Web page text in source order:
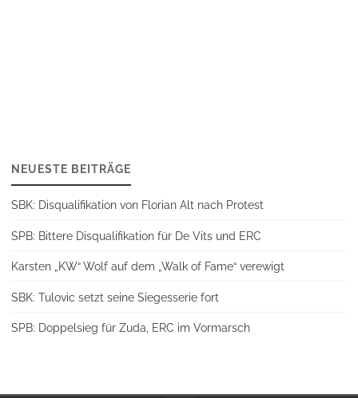
NEUESTE BEITRÄGE
SBK: Disqualifikation von Florian Alt nach Protest
SPB: Bittere Disqualifikation für De Vits und ERC
Karsten „KW“ Wolf auf dem „Walk of Fame“ verewigt
SBK: Tulovic setzt seine Siegesserie fort
SPB: Doppelsieg für Zuda, ERC im Vormarsch